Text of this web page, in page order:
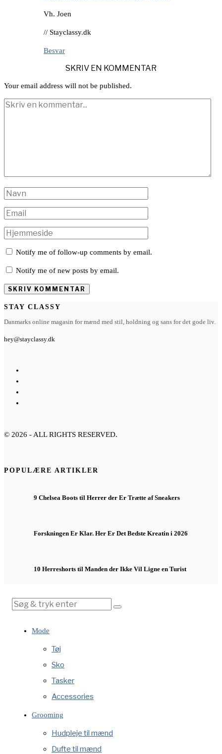
Vh. Joen
// Stayclassy.dk
Besvar
SKRIV EN KOMMENTAR
Your email address will not be published.
Notify me of follow-up comments by email.
Notify me of new posts by email.
STAY CLASSY
Danmarks online magasin for mænd med stil, holdning og sans for det gode liv.
hey@stayclassy.dk
© 2026 - ALL RIGHTS RESERVED.
POPULÆRE ARTIKLER
9 Chelsea Boots til Herrer der Er Trætte af Sneakers
Forskningen Er Klar. Her Er Det Bedste Kreatin i 2026
10 Herreshorts til Manden der Ikke Vil Ligne en Turist
Mode
Tøj
Sko
Tasker
Accessories
Grooming
Hudpleje til mænd
Dufte til mænd